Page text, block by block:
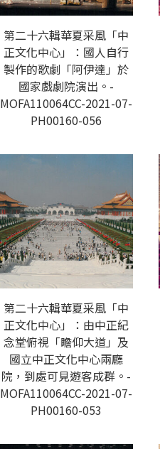
第二十六輯華夏采風「中
正文化中心」：國人自行
製作的歌劇「阿伊達」於
國家戲劇院演出。-
MOFA110064CC-2021-07-
PH00160-056
第二十六輯華夏采風「中
正文化中心」：由中正紀
念堂俯視「瞻仰大道」及
國立中正文化中心兩廳
院，到處可見遊客成群。-
MOFA110064CC-2021-07-
PH00160-053